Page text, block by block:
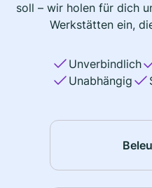
soll – wir holen für dich
Werkstätten ein,
Unverbindlich
Unabhängig